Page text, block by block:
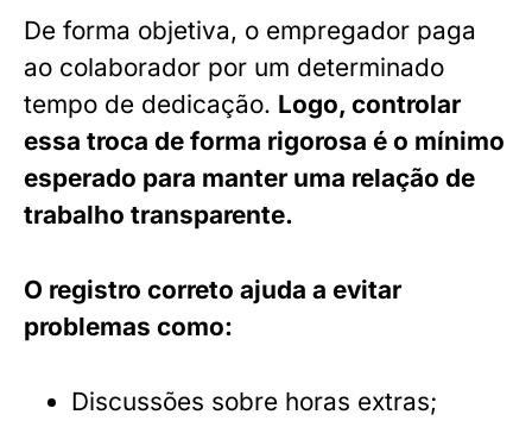
De forma objetiva, o empregador paga
ao colaborador por um determinado
tempo de dedicação. Logo, controlar
essa troca de forma rigorosa é o mínimo
esperado para manter uma relação de
trabalho transparente.
O registro correto ajuda a evitar
problemas como:
Discussões sobre horas extras;